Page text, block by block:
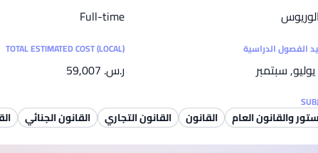
SEGi University Kota Damansara
Management and Science University (MSU)
Full-time
الفصول الدراسية
يوليو, سبتمبر
TOTAL ESTIMATED COST (LOCAL)
ر.س.‏ 59,007
والقانون العام القانون القانون التجاري القانون الجنائي